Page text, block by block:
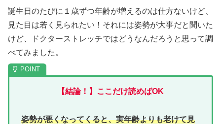
誕生日のたびに１歳ずつ年齢が増えるのは仕方ないけど、
見た目は若く見られたい！それには姿勢が大事だと聞いた
けど、ドクターストレッチではどうなんだろうと思って調
べてみました。
【結論！】ここだけ読めばOK
姿勢が悪くなってくると、実年齢よりも老けて見